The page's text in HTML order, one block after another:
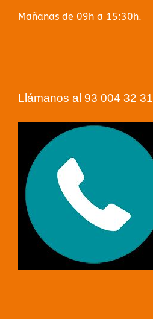
Mañanas de 09h a 15:30h.
Llámanos al 93 004 32 31